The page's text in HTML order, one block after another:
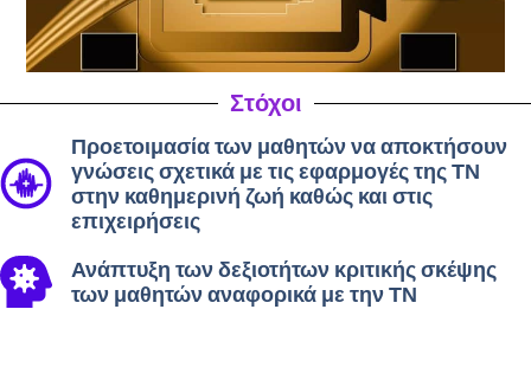
Στόχοι
Προετοιμασία των μαθητών να αποκτήσουν
γνώσεις σχετικά με τις εφαρμογές της ΤΝ
στην καθημερινή ζωή καθώς και στις
επιχειρήσεις
Ανάπτυξη των δεξιοτήτων κριτικής σκέψης
των μαθητών αναφορικά με την ΤΝ